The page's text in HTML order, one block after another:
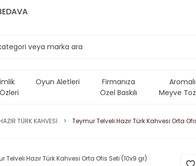
Oyun Aletleri
Firmanıza
Özel Baskılı
Aromalı
Meyve
HAZIR TÜRK KAHVESİ Teymur Telveli Hazır Türk Kahvesi Orta